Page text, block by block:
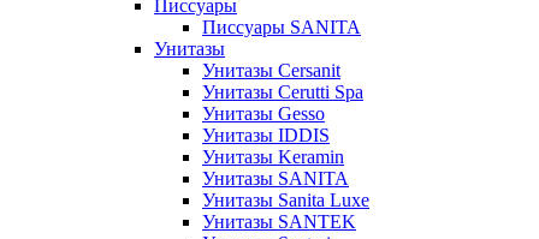
Писсуары
Писсуары SANITA
Унитазы
Унитазы Cersanit
Унитазы Cerutti Spa
Унитазы Gesso
Унитазы IDDIS
Унитазы Keramin
Унитазы SANITA
Унитазы Sanita Luxe
Унитазы SANTEK